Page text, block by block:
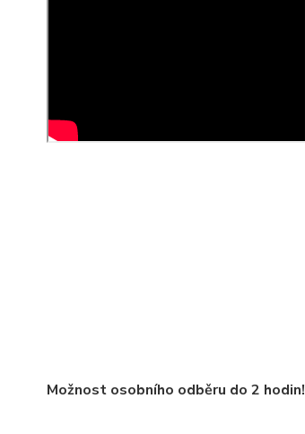
Možnost osobního odběru do 2 hodin!